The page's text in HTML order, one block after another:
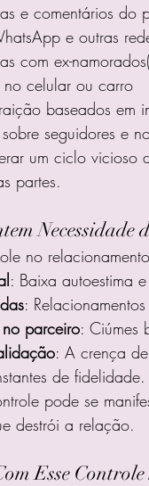
e comentários do
e outras
com ex-
celular ou carro
baseados em
seguidores e
um ciclo
partes.
Necessidade
no
: Baixa autoestima
:
parceiro: Ciúmes
: A crença
de fidelidade.
pode se
destrói a relação.
Esse Controle